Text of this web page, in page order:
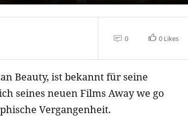
0 0 Likes
Beauty, ist bekannt für seine
seines neuen Films Away we go
Vergangenheit.